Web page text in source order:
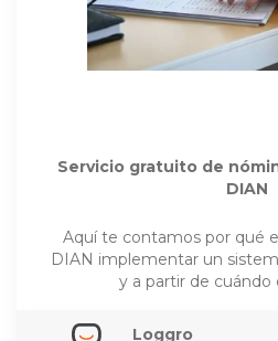
Servicio gratuito de
DIAN
Aquí te contamos por qué
DIAN implementar un
y a partir de cuándo
Loggro